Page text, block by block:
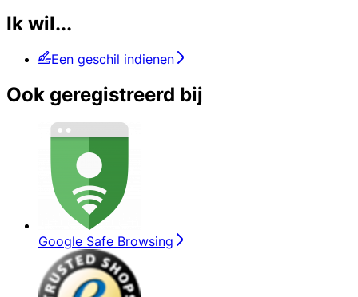
Ik wil...
Een geschil indienen
Ook geregistreerd bij
Google Safe Browsing